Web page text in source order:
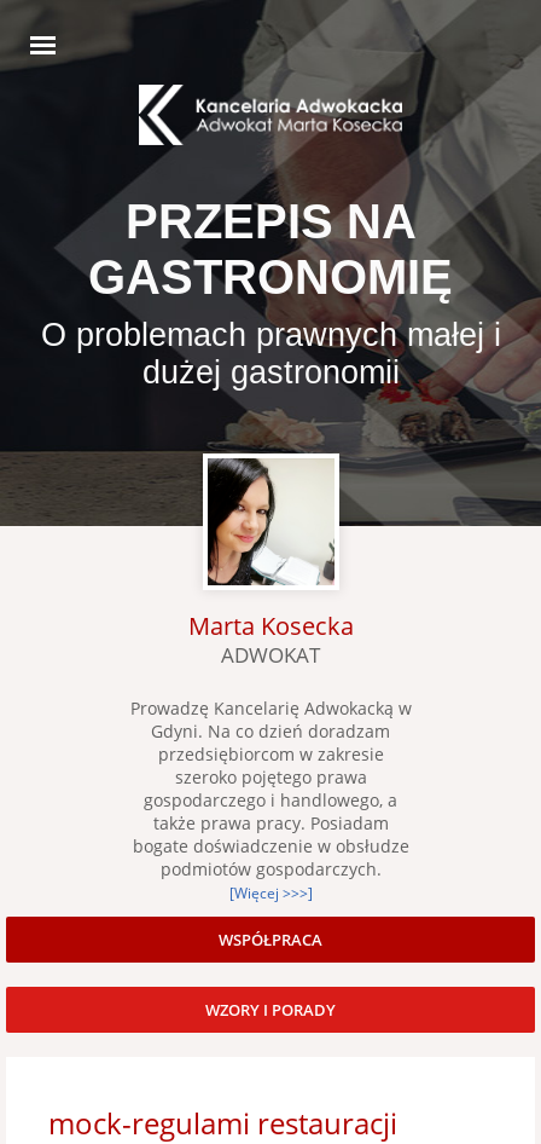
PRZEPIS NA
GASTRONOMIĘ
O problemach prawnych małej i
dużej gastronomii
Marta Kosecka
ADWOKAT
Prowadzę Kancelarię Adwokacką w
Gdyni. Na co dzień doradzam
przedsiębiorcom w zakresie
szeroko pojętego prawa
gospodarczego i handlowego, a
także prawa pracy. Posiadam
bogate doświadczenie w obsłudze
podmiotów gospodarczych.
[Więcej >>>]
WSPÓŁPRACA
WZORY I PORADY
mock-regulami restauracji